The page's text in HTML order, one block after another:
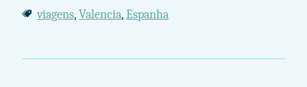
viagens,Valencia,Espanha